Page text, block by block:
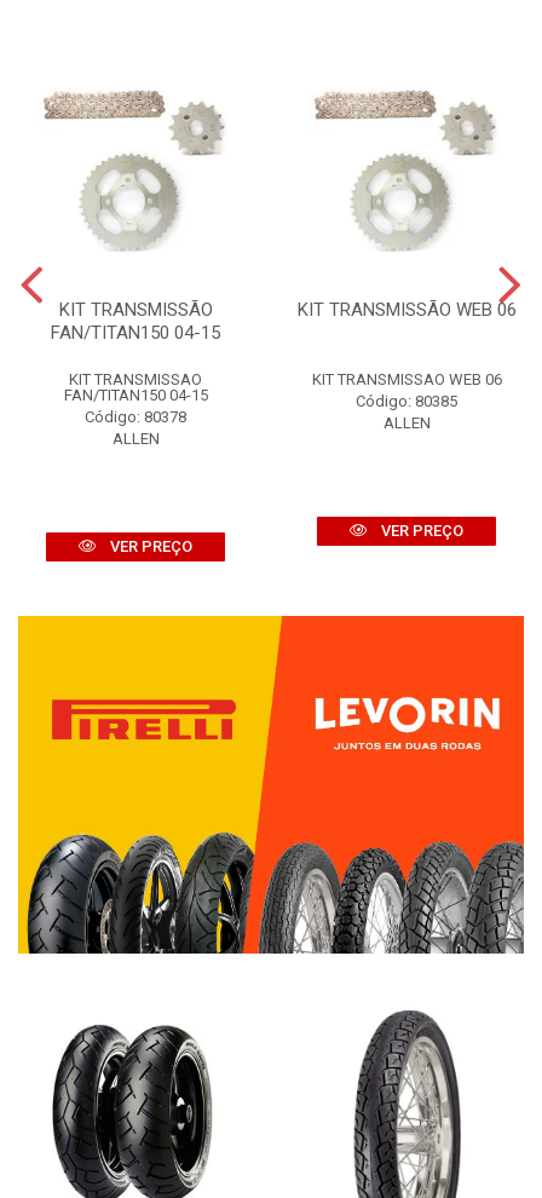
KIT TRANSMISSÃO
FAN/TITAN150 04-15
KIT TRANSMISSAO
FAN/TITAN150 04-15
Código: 80378
ALLEN
VER PREÇO
KIT TRANSMISSÃO WEB 06
KIT TRANSMISSAO WEB 06
Código: 80385
ALLEN
VER PREÇO